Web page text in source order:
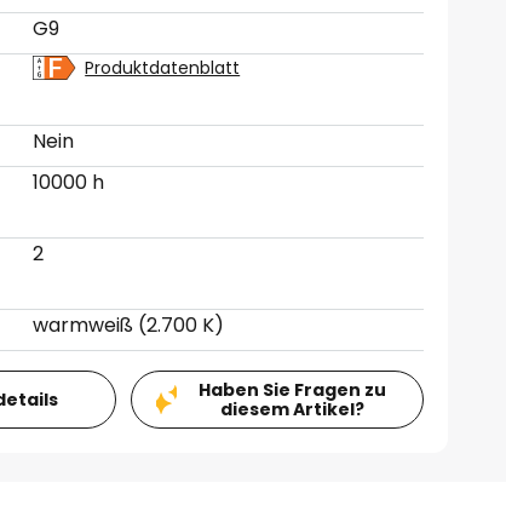
G9
Produktdatenblatt
Nein
10000 h
2
warmweiß (2.700 K)
Haben Sie Fragen zu
diesem Artikel?